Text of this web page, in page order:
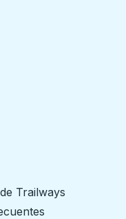
Trailways